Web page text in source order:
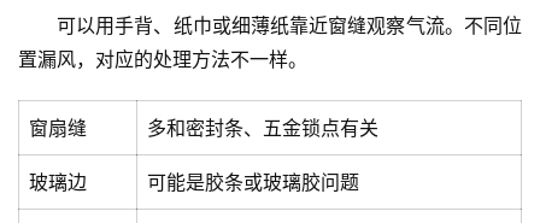
可以用手背、纸巾或细薄纸靠近窗缝观察气流。不同位
置漏风，对应的处理方法不一样。
窗扇缝 多和密封条、五金锁点有关
玻璃边 可能是胶条或玻璃胶问题